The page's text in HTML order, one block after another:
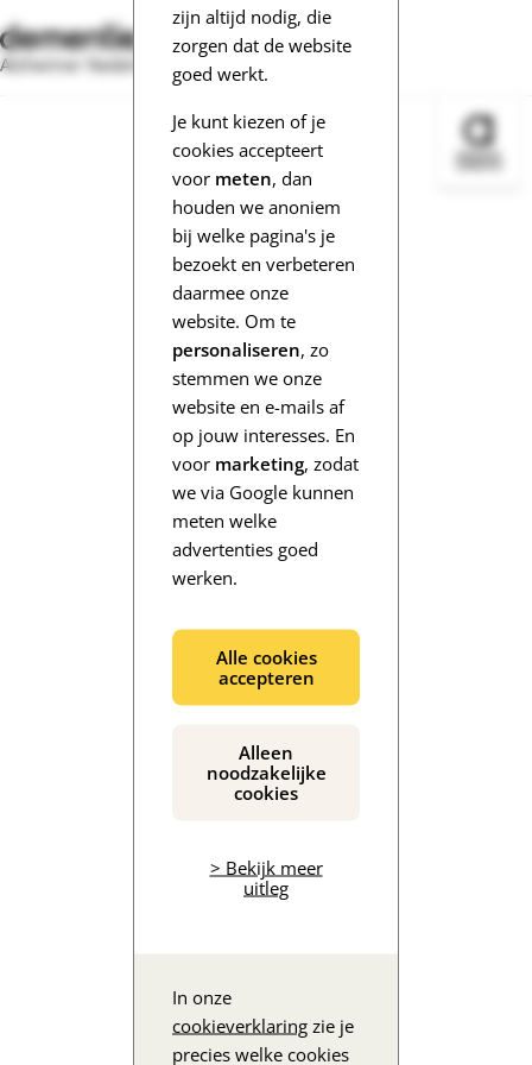
zijn altijd nodig, die
zorgen dat de website
goed werkt.
Je kunt kiezen of je
cookies accepteert
voor meten, dan
houden we anoniem
bij welke pagina's je
bezoekt en verbeteren
daarmee onze
website. Om te
personaliseren, zo
stemmen we onze
website en e-mails af
op jouw interesses. En
voor marketing, zodat
we via Google kunnen
meten welke
advertenties goed
werken.
Alle cookies
accepteren
Alleen
noodzakelijke
cookies
> Bekijk meer
uitleg
In onze
cookieverklaring zie je
precies welke cookies
Alzheimer Nederland
De inhoud wordt geladen...